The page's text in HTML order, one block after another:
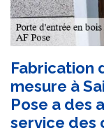
Fabrication
mesure à
Pose a des
service des